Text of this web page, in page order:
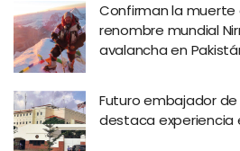
Confirman la
renombre mundial
avalancha en
Futuro embajador de
destaca experiencia